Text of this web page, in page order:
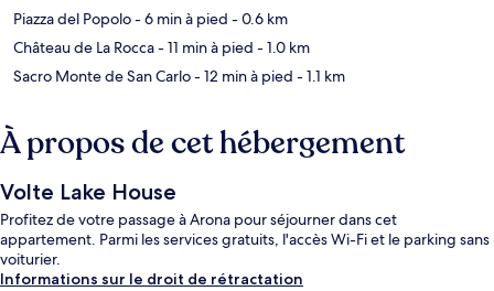
Piazza del Popolo- 6 min à pied - 0.6 km
Château de La Rocca- 11 min à pied - 1.0 km
Sacro Monte de San Carlo- 12 min à pied - 1.1 km
À propos de cet hébergement
Volte Lake House
Profitez de votre passage à Arona pour séjourner dans cet
appartement. Parmi les services gratuits, l'accès Wi-Fi et le parking sans
voiturier.
Informations sur le droit de rétractation